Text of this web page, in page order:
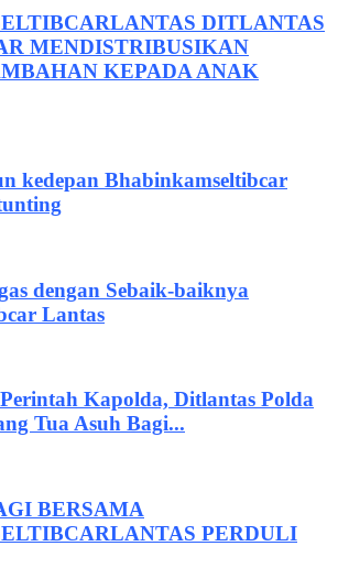
DITLANTAS
MENDISTRIBUSIKAN
KEPADA ANAK
kedepan Bhabinkamseltibcar
dengan Sebaik-baiknya
Lantas
Kapolda, Ditlantas Polda
Tua Asuh Bagi...
BERSAMA
PERDULI